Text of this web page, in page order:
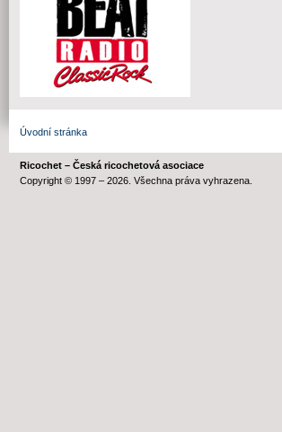
Úvodní stránka
Ricochet – Česká ricochetová asociace
Copyright © 1997 – 2026. Všechna práva vyhrazena.